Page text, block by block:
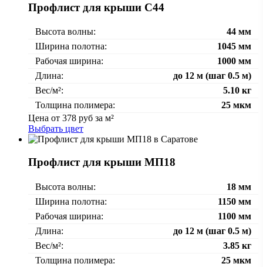
Профлист для крыши С44
Высота волны:
44 мм
Ширина полотна:
1045 мм
Рабочая ширина:
1000 мм
Длина:
до 12 м (шаг 0.5 м)
Вес/м²:
5.10 кг
Толщина полимера:
25 мкм
Цена от 378 руб за м²
Выбрать цвет
Профлист для крыши МП18
Высота волны:
18 мм
Ширина полотна:
1150 мм
Рабочая ширина:
1100 мм
Длина:
до 12 м (шаг 0.5 м)
Вес/м²:
3.85 кг
Толщина полимера:
25 мкм